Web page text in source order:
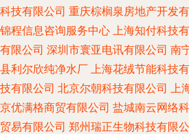
科技有限公司 重庆棕榈泉房地产开发
锦程信息咨询服务中心 上海知付科技
有限公司 深圳市寰亚电讯有限公司 南
县利尔欣纯净水厂 上海花绒节能科技
技有限公司 北京尔朝科技有限公司 上
京优满格商贸有限公司 盐城南云网络
贸易有限公司 郑州瑞正生物科技有限